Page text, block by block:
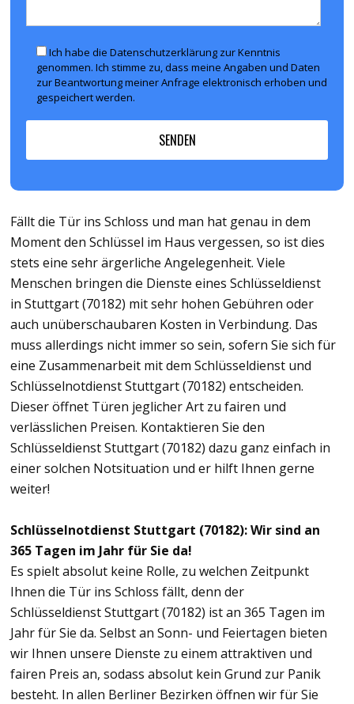
Ich habe die Datenschutzerklärung zur Kenntnis
genommen. Ich stimme zu, dass meine Angaben und Daten
zur Beantwortung meiner Anfrage elektronisch erhoben und
gespeichert werden.
Fällt die Tür ins Schloss und man hat genau in dem
Moment den Schlüssel im Haus vergessen, so ist dies
stets eine sehr ärgerliche Angelegenheit. Viele
Menschen bringen die Dienste eines Schlüsseldienst
in Stuttgart (70182) mit sehr hohen Gebühren oder
auch unüberschaubaren Kosten in Verbindung. Das
muss allerdings nicht immer so sein, sofern Sie sich für
eine Zusammenarbeit mit dem Schlüsseldienst und
Schlüsselnotdienst Stuttgart (70182) entscheiden.
Dieser öffnet Türen jeglicher Art zu fairen und
verlässlichen Preisen. Kontaktieren Sie den
Schlüsseldienst Stuttgart (70182) dazu ganz einfach in
einer solchen Notsituation und er hilft Ihnen gerne
weiter!
Schlüsselnotdienst Stuttgart (70182): Wir sind an
365 Tagen im Jahr für Sie da!
Es spielt absolut keine Rolle, zu welchen Zeitpunkt
Ihnen die Tür ins Schloss fällt, denn der
Schlüsseldienst Stuttgart (70182) ist an 365 Tagen im
Jahr für Sie da. Selbst an Sonn- und Feiertagen bieten
wir Ihnen unsere Dienste zu einem attraktiven und
fairen Preis an, sodass absolut kein Grund zur Panik
besteht. In allen Berliner Bezirken öffnen wir für Sie